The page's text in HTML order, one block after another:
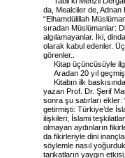
da, Mealciler de, Adnan
“Elhamdülillah
sıradan Müslümanlar:
algılamayanlar. İki,
olarak kabul edenler.
görenler..
Kitap üçüncüsüyle
Aradan 20 yıl
Kitabın ilk
yazan Prof. Dr. Şerif
sonra şu satırları ekler:
getirmişti: Türkiye’de
ilişkileri; İslami
olmayan aydınların
da fikirleriyle dini
söylemle nasıl
tarikatların yaygın